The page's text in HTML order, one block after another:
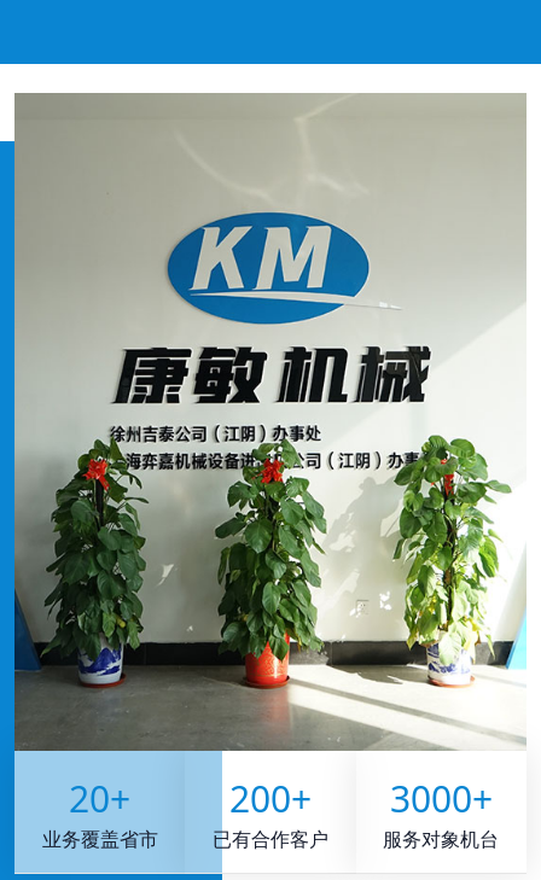
20+
业务覆盖省市
200+
已有合作客户
3000+
服务对象机台